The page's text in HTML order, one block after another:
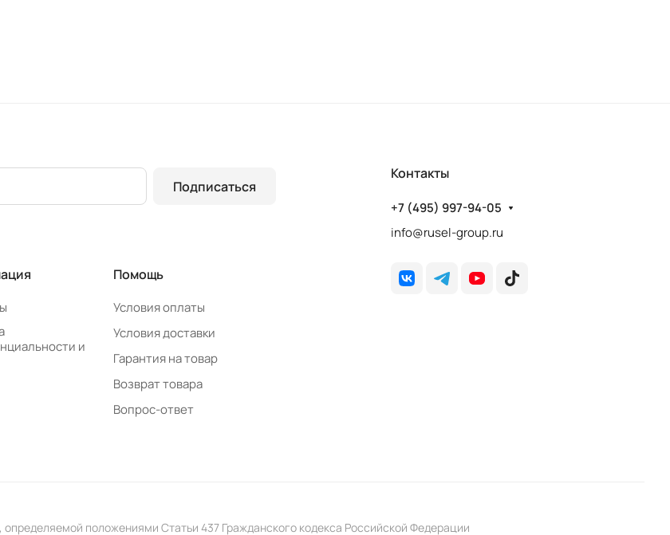
Подписаться
и
Помощь
Условия оплаты
Условия доставки
Гарантия на товар
Возврат товара
Вопрос-ответ
Контакты
+7 (495) 997-94-05
info@rusel-group.ru
положениями Статьи 437 Гражданского кодекса Российской Федерации